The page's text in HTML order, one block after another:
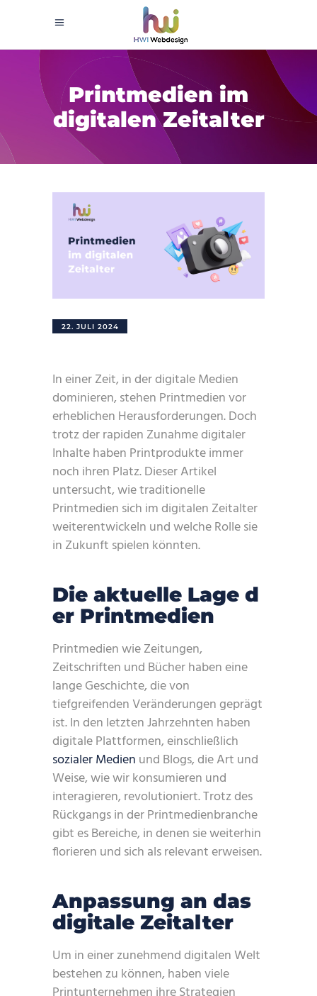
Printmedien im
digitalen Zeitalter
22. JULI 2024
In einer Zeit, in der digitale Medien
dominieren, stehen Printmedien vor
erheblichen Herausforderungen. Doch
trotz der rapiden Zunahme digitaler
Inhalte haben Printprodukte immer
noch ihren Platz. Dieser Artikel
untersucht, wie traditionelle
Printmedien sich im digitalen Zeitalter
weiterentwickeln und welche Rolle sie
in Zukunft spielen könnten.
Die aktuelle Lage d
er Printmedien
Printmedien wie Zeitungen,
Zeitschriften und Bücher haben eine
lange Geschichte, die von
tiefgreifenden Veränderungen geprägt
ist. In den letzten Jahrzehnten haben
digitale Plattformen, einschließlich
sozialer Medien und Blogs, die Art und
Weise, wie wir konsumieren und
interagieren, revolutioniert. Trotz des
Rückgangs in der Printmedienbranche
gibt es Bereiche, in denen sie weiterhin
florieren und sich als relevant erweisen.
Anpassung an das
digitale Zeitalter
Um in einer zunehmend digitalen Welt
bestehen zu können, haben viele